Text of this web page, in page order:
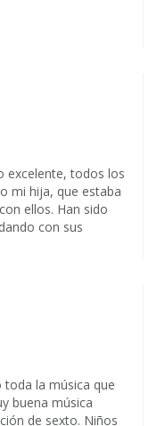
excelente, todos los
mi hija, que estaba
ellos. Han sido
con sus
toda la música que
buena música
de sexto. Niños